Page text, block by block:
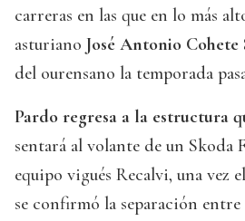
carreras en las que en lo más
asturiano José Antonio Cohete
del ourensano la temporada
Pardo regresa a la estructura
sentará al volante de un Skoda
equipo vigués Recalvi, una vez
se confirmó la separación